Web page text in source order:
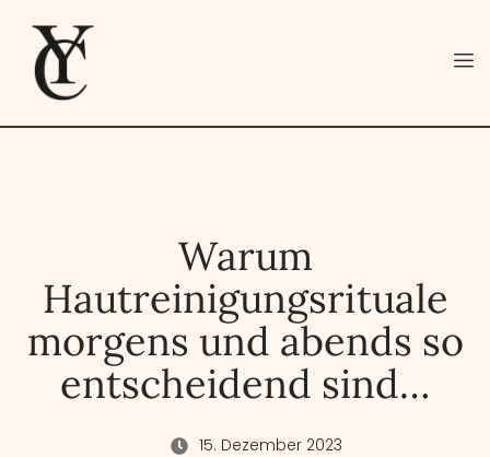
Warum
Hautreinigungsrituale
morgens und abends so
entscheidend sind…
15. Dezember 2023